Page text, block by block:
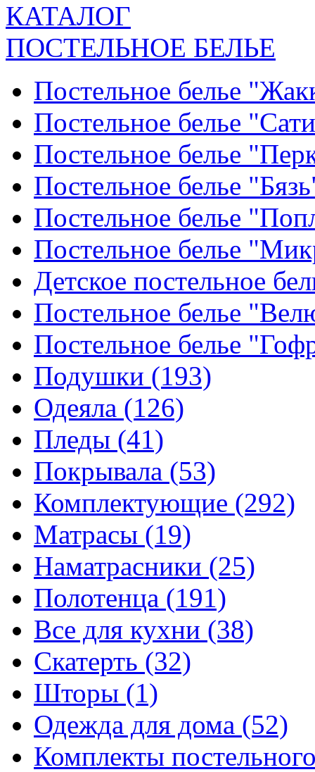
КАТАЛОГ
ПОСТЕЛЬНОЕ БЕЛЬЕ
Постельное белье
Постельное белье
Постельное белье
Постельное белье
Постельное белье
Постельное белье
Детское постельное
Постельное белье
Постельное белье
Подушки (193)
Одеяла (126)
Пледы (41)
Покрывала (53)
Комплектующие (292)
Матрасы (19)
Наматрасники (25)
Полотенца (191)
Все для кухни (38)
Скатерть (32)
Шторы (1)
Одежда для дома (52)
Комплекты